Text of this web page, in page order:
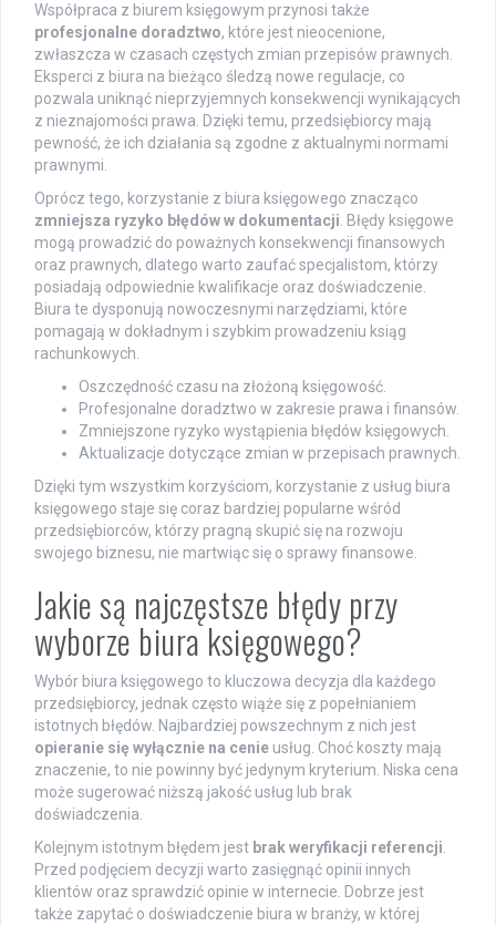
Współpraca z biurem księgowym przynosi także
profesjonalne doradztwo, które jest nieocenione,
zwłaszcza w czasach częstych zmian przepisów prawnych.
Eksperci z biura na bieżąco śledzą nowe regulacje, co
pozwala uniknąć nieprzyjemnych konsekwencji wynikających
z nieznajomości prawa. Dzięki temu, przedsiębiorcy mają
pewność, że ich działania są zgodne z aktualnymi normami
prawnymi.
Oprócz tego, korzystanie z biura księgowego znacząco
zmniejsza ryzyko błędów w dokumentacji. Błędy księgowe
mogą prowadzić do poważnych konsekwencji finansowych
oraz prawnych, dlatego warto zaufać specjalistom, którzy
posiadają odpowiednie kwalifikacje oraz doświadczenie.
Biura te dysponują nowoczesnymi narzędziami, które
pomagają w dokładnym i szybkim prowadzeniu ksiąg
rachunkowych.
Oszczędność czasu na złożoną księgowość.
Profesjonalne doradztwo w zakresie prawa i finansów.
Zmniejszone ryzyko wystąpienia błędów księgowych.
Aktualizacje dotyczące zmian w przepisach prawnych.
Dzięki tym wszystkim korzyściom, korzystanie z usług biura
księgowego staje się coraz bardziej popularne wśród
przedsiębiorców, którzy pragną skupić się na rozwoju
swojego biznesu, nie martwiąc się o sprawy finansowe.
Jakie są najczęstsze błędy przy
wyborze biura księgowego?
Wybór biura księgowego to kluczowa decyzja dla każdego
przedsiębiorcy, jednak często wiąże się z popełnianiem
istotnych błędów. Najbardziej powszechnym z nich jest
opieranie się wyłącznie na cenie usług. Choć koszty mają
znaczenie, to nie powinny być jedynym kryterium. Niska cena
może sugerować niższą jakość usług lub brak
doświadczenia.
Kolejnym istotnym błędem jest brak weryfikacji referencji.
Przed podjęciem decyzji warto zasięgnąć opinii innych
klientów oraz sprawdzić opinie w internecie. Dobrze jest
także zapytać o doświadczenie biura w branży, w której